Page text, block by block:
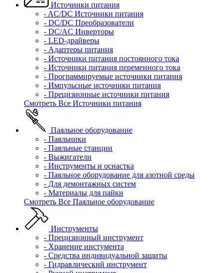
Источники питания
- AC/DC Источники питания
- DC/DC Преобразователи
- DC/AC Инверторы
- LED-драйверы
- Адаптеры питания
- Источники питания постоянного тока
- Источники питания переменного тока
- Программируемые источники питания
- Импульсные источники питания
- Прецизионные источники питания
Смотреть Все Источники питания
Паяльное оборудование
- Паяльники
- Паяльные станции
- Выжигатели
- Инструменты и оснастка
- Паяльное оборудование для азотной среды
- Для демонтажных систем
- Материалы для пайки
Смотреть Все Паяльное оборудование
Инструменты
- Прецизионный инструмент
- Хранение инстумента
- Средства индивидуальной защиты
- Гидравлический инструмент